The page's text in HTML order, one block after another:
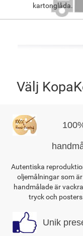
kartonglåda.
Välj
Autentiska
oljemålningar som
handmålade är
tryck och
Unik